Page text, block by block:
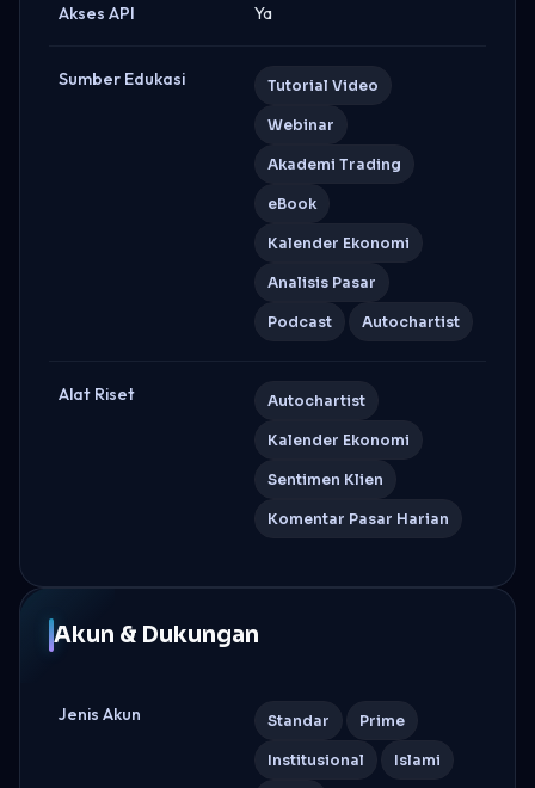
Akses API Ya
Sumber Edukasi Tutorial Video
Webinar
Akademi Trading
eBook
Kalender Ekonomi
Analisis Pasar
Podcast Autochartist
Alat Riset Autochartist
Kalender Ekonomi
Sentimen Klien
Komentar Pasar Harian
Akun & Dukungan
Jenis Akun Standar Prime
Institusional Islami